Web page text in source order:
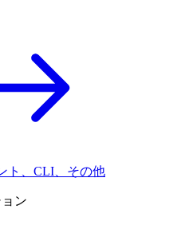
ト、CLI、その他
ン